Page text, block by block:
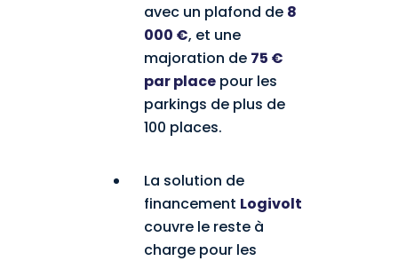
avec un plafond de 8
000 €, et une
majoration de 75 €
par place pour les
parkings de plus de
100 places.
La solution de
financement Logivolt
couvre le reste à
charge pour les